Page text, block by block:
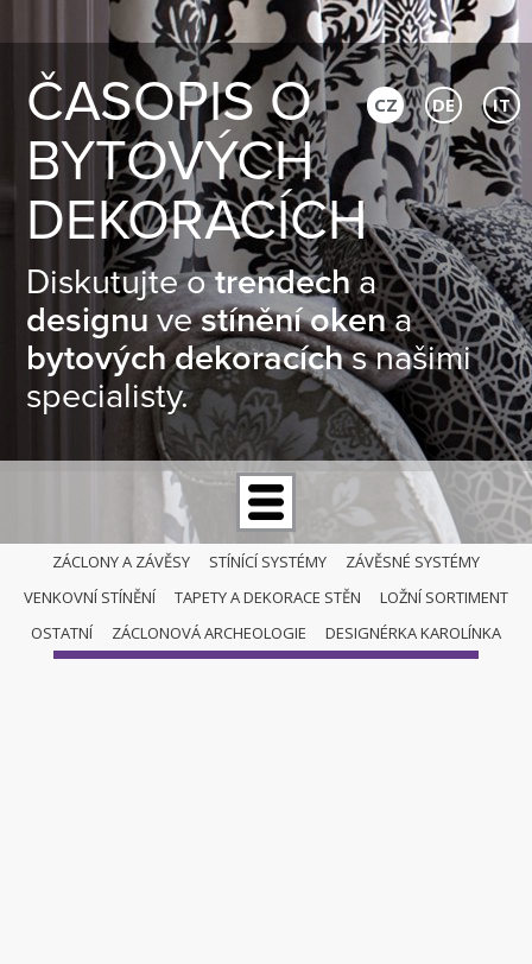
ČASOPIS O
BYTOVÝCH
DEKORACÍCH
Diskutujte otrendecha
designuvestínění okena
bytových dekoracíchs našimi
specialisty.
CZ DE IT
ZÁCLONY A ZÁVĚSY STÍNÍCÍ SYSTÉMY
ZÁVĚSNÉ SYSTÉMY
VENKOVNÍ STÍNĚNÍ
TAPETY A DEKORACE STĚN
LOŽNÍ SORTIMENT
OSTATNÍ
ZÁCLONOVÁ ARCHEOLOGIE DESIGNÉRKA KAROLÍNKA
ZÁCLONY A ZÁVĚSY